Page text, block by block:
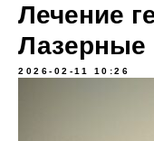
Лечение
Лазерные
2026-02-11 10:26